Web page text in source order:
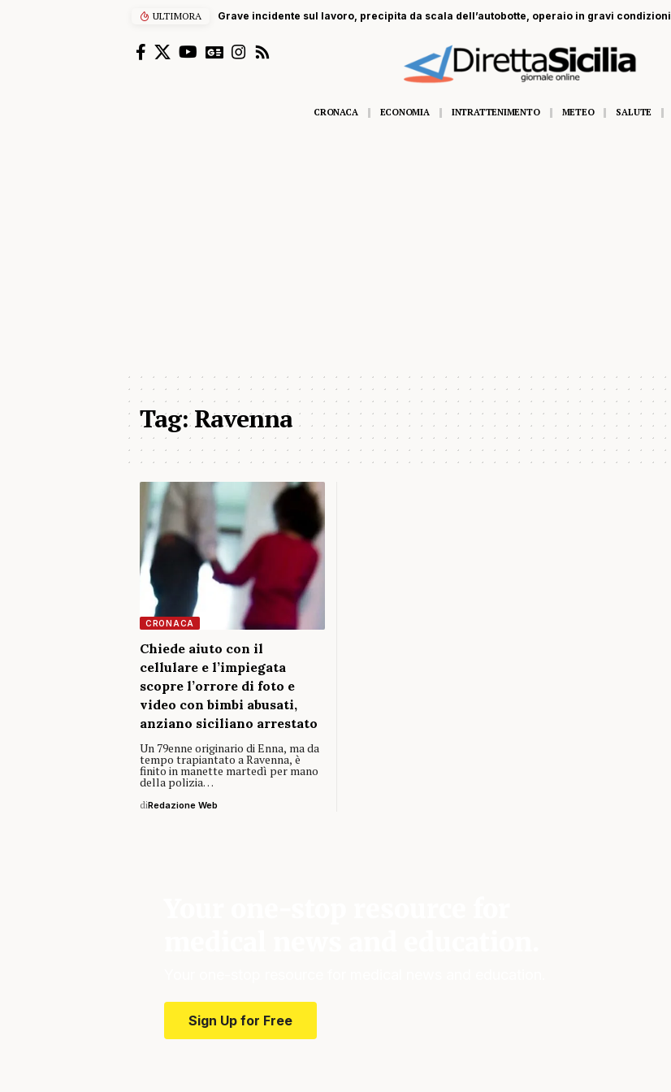
ULTIMORA Grave incidente sul lavoro, precipita da scala dell’autobotte, operaio in gravi condizioni
CRONACA ECONOMIA INTRATTENIMENTO METEO SALUTE
Tag:Ravenna
CRONACA
Chiede aiuto con il
cellulare e l’impiegata
scopre l’orrore di foto e
video con bimbi abusati,
anziano siciliano arrestato
Un 79enne originario di Enna, ma da
tempo trapiantato a Ravenna, è
finito in manette martedì per mano
della polizia…
diRedazione Web
Sign Up for Free